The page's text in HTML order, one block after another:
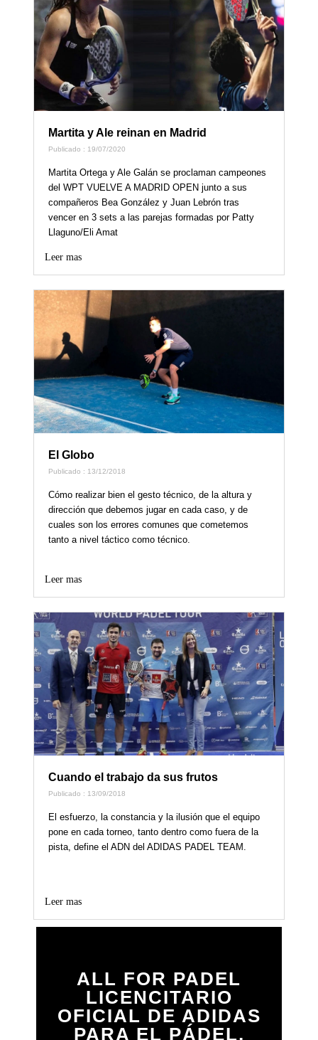
Martita y Ale reinan en Madrid
Publicado : 19/07/2020
Martita Ortega y Ale Galán se proclaman campeones
del WPT VUELVE A MADRID OPEN junto a sus
compañeros Bea González y Juan Lebrón tras
vencer en 3 sets a las parejas formadas por Patty
Llaguno/Eli Amat
Leer mas
El Globo
Publicado : 13/12/2018
Cómo realizar bien el gesto técnico, de la altura y
dirección que debemos jugar en cada caso, y de
cuales son los errores comunes que cometemos
tanto a nivel táctico como técnico.
Leer mas
Cuando el trabajo da sus frutos
Publicado : 13/09/2018
El esfuerzo, la constancia y la ilusión que el equipo
pone en cada torneo, tanto dentro como fuera de la
pista, define el ADN del ADIDAS PADEL TEAM.
Leer mas
ALL FOR PADEL
LICENCITARIO
OFICIAL DE ADIDAS
PARA EL PÁDEL,